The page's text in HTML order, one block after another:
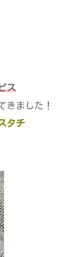
ス
きました！
タチ